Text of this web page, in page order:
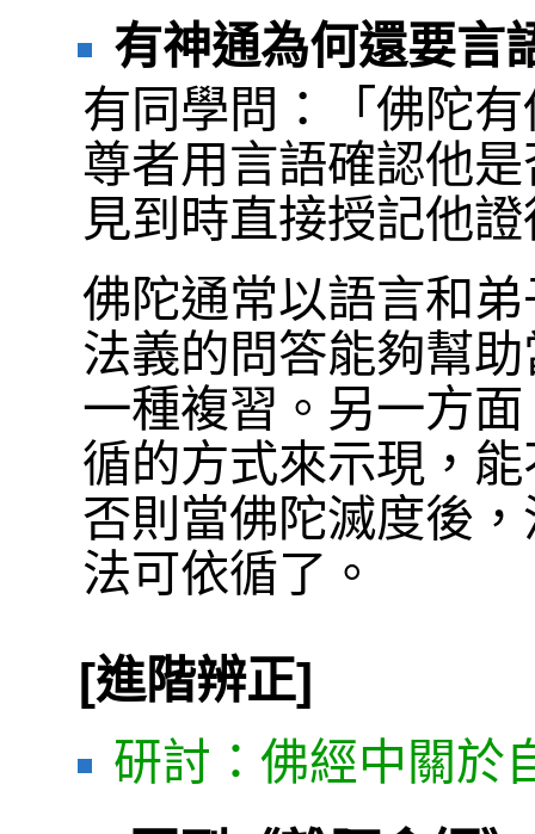
有神通為何還要言
有同學問：「佛陀
尊者用言語確認他
見到時直接授記他
佛陀通常以語言和
法義的問答能夠幫
一種複習。另一方
循的方式來示現，
否則當佛陀滅度後
法可依循了。
[進階辨正]
研討：佛經中關於